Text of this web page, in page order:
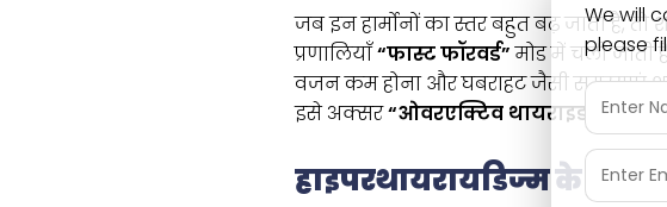
जब इन हार्मोनों का स्तर बहुत बढ़ जाता है, तो
प्रणालियाँ“फास्ट फॉरवर्ड”मोड में चली
वजन कम होना और घबराहट जैसी समस्याएं शुरू
इसे अक्सर“ओवरएक्टिव थायराइड” भी कहा
हाइपरथायरायडिज्म के लक्षण
We will
please